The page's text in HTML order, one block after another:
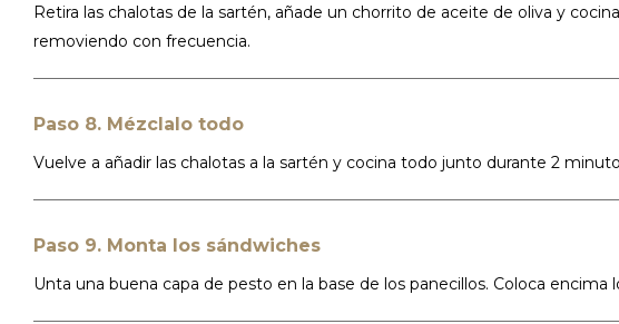
Retira las chalotas de la sartén, añade un chorrito de aceite de oliva y
removiendo con frecuencia.
Paso 8. Mézclalo todo
Vuelve a añadir las chalotas a la sartén y cocina todo junto durante 2
Paso 9. Monta los sándwiches
Unta una buena capa de pesto en la base de los panecillos. Coloca encima